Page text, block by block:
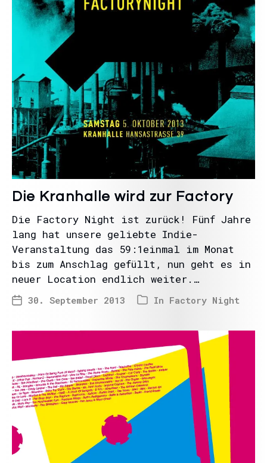
Die Kranhalle wird zur Factory
Die Factory Night ist zurück! Fünf Jahre
lang hat unsere geliebte Indie-
Veranstaltung das 59:1einmal im Monat
bis zum Anschlag gefüllt, nun geht es in
neuer Location endlich weiter.…
30. September 2013 In Factory Night